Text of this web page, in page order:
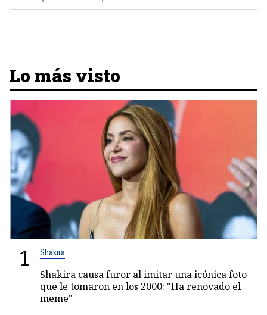
Lo más visto
1 Shakira
Shakira causa furor al imitar una icónica foto
que le tomaron en los 2000: "Ha renovado el
meme"